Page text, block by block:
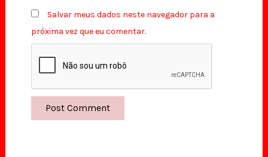
Salvar meus dados neste navegador para a
próxima vez que eu comentar.